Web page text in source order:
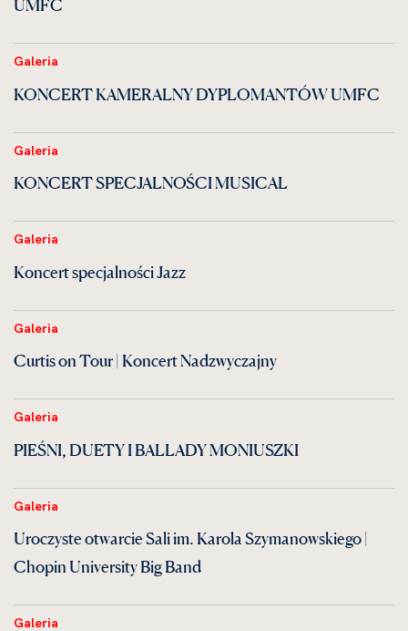
UMFC
Galeria
KONCERT KAMERALNY DYPLOMANTÓW UMFC
Galeria
KONCERT SPECJALNOŚCI MUSICAL
Galeria
Koncert specjalności Jazz
Galeria
Curtis on Tour | Koncert Nadzwyczajny
Galeria
PIEŚNI, DUETY I BALLADY MONIUSZKI
Galeria
Uroczyste otwarcie Sali im. Karola Szymanowskiego |
Chopin University Big Band
Galeria